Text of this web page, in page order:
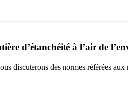
d’étanchéité à l’air de
discuterons des normes référées